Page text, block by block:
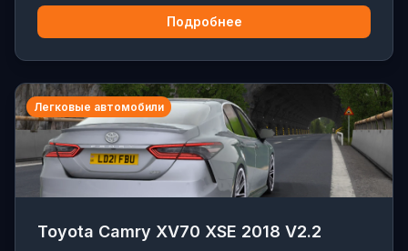
Подробнее
Легковые автомобили
Toyota Camry XV70 XSE 2018 V2.2